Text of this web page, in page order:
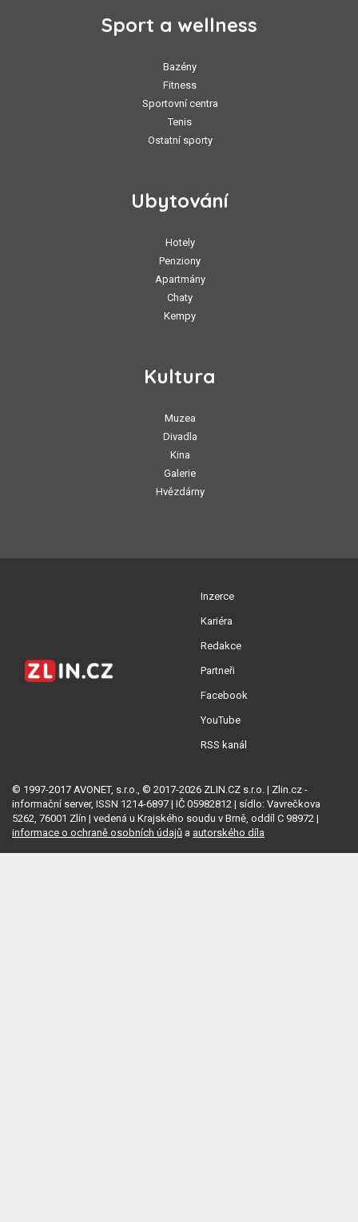
Sport a wellness
Bazény
Fitness
Sportovní centra
Tenis
Ostatní sporty
Ubytování
Hotely
Penziony
Apartmány
Chaty
Kempy
Kultura
Muzea
Divadla
Kina
Galerie
Hvězdárny
Inzerce
Kariéra
Redakce
Partneři
Facebook
YouTube
RSS kanál
© 1997-2017 AVONET, s.r.o., © 2017-2026 ZLIN.CZ s.r.o. | Zlin.cz -
informační server, ISSN 1214-6897 | IČ 05982812 | sídlo: Vavrečkova
5262, 76001 Zlín | vedená u Krajského soudu v Brně, oddíl C 98972 |
informace o ochraně osobních údajů a autorského díla